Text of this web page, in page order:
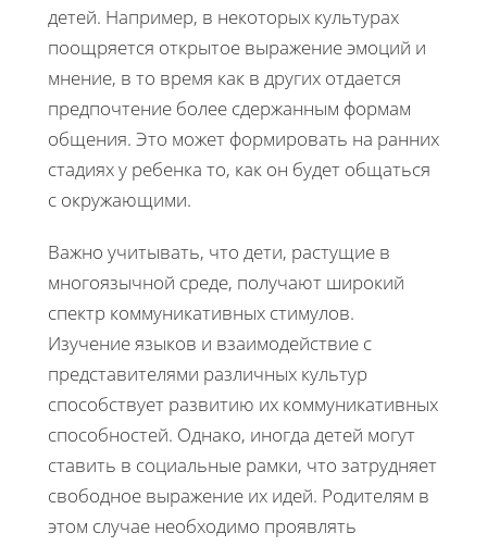
детей. Например, в некоторых культурах
поощряется открытое выражение эмоций и
мнение, в то время как в других отдается
предпочтение более сдержанным формам
общения. Это может формировать на ранних
стадиях у ребенка то, как он будет общаться
с окружающими.
Важно учитывать, что дети, растущие в
многоязычной среде, получают широкий
спектр коммуникативных стимулов.
Изучение языков и взаимодействие с
представителями различных культур
способствует развитию их коммуникативных
способностей. Однако, иногда детей могут
ставить в социальные рамки, что затрудняет
свободное выражение их идей. Родителям в
этом случае необходимо проявлять